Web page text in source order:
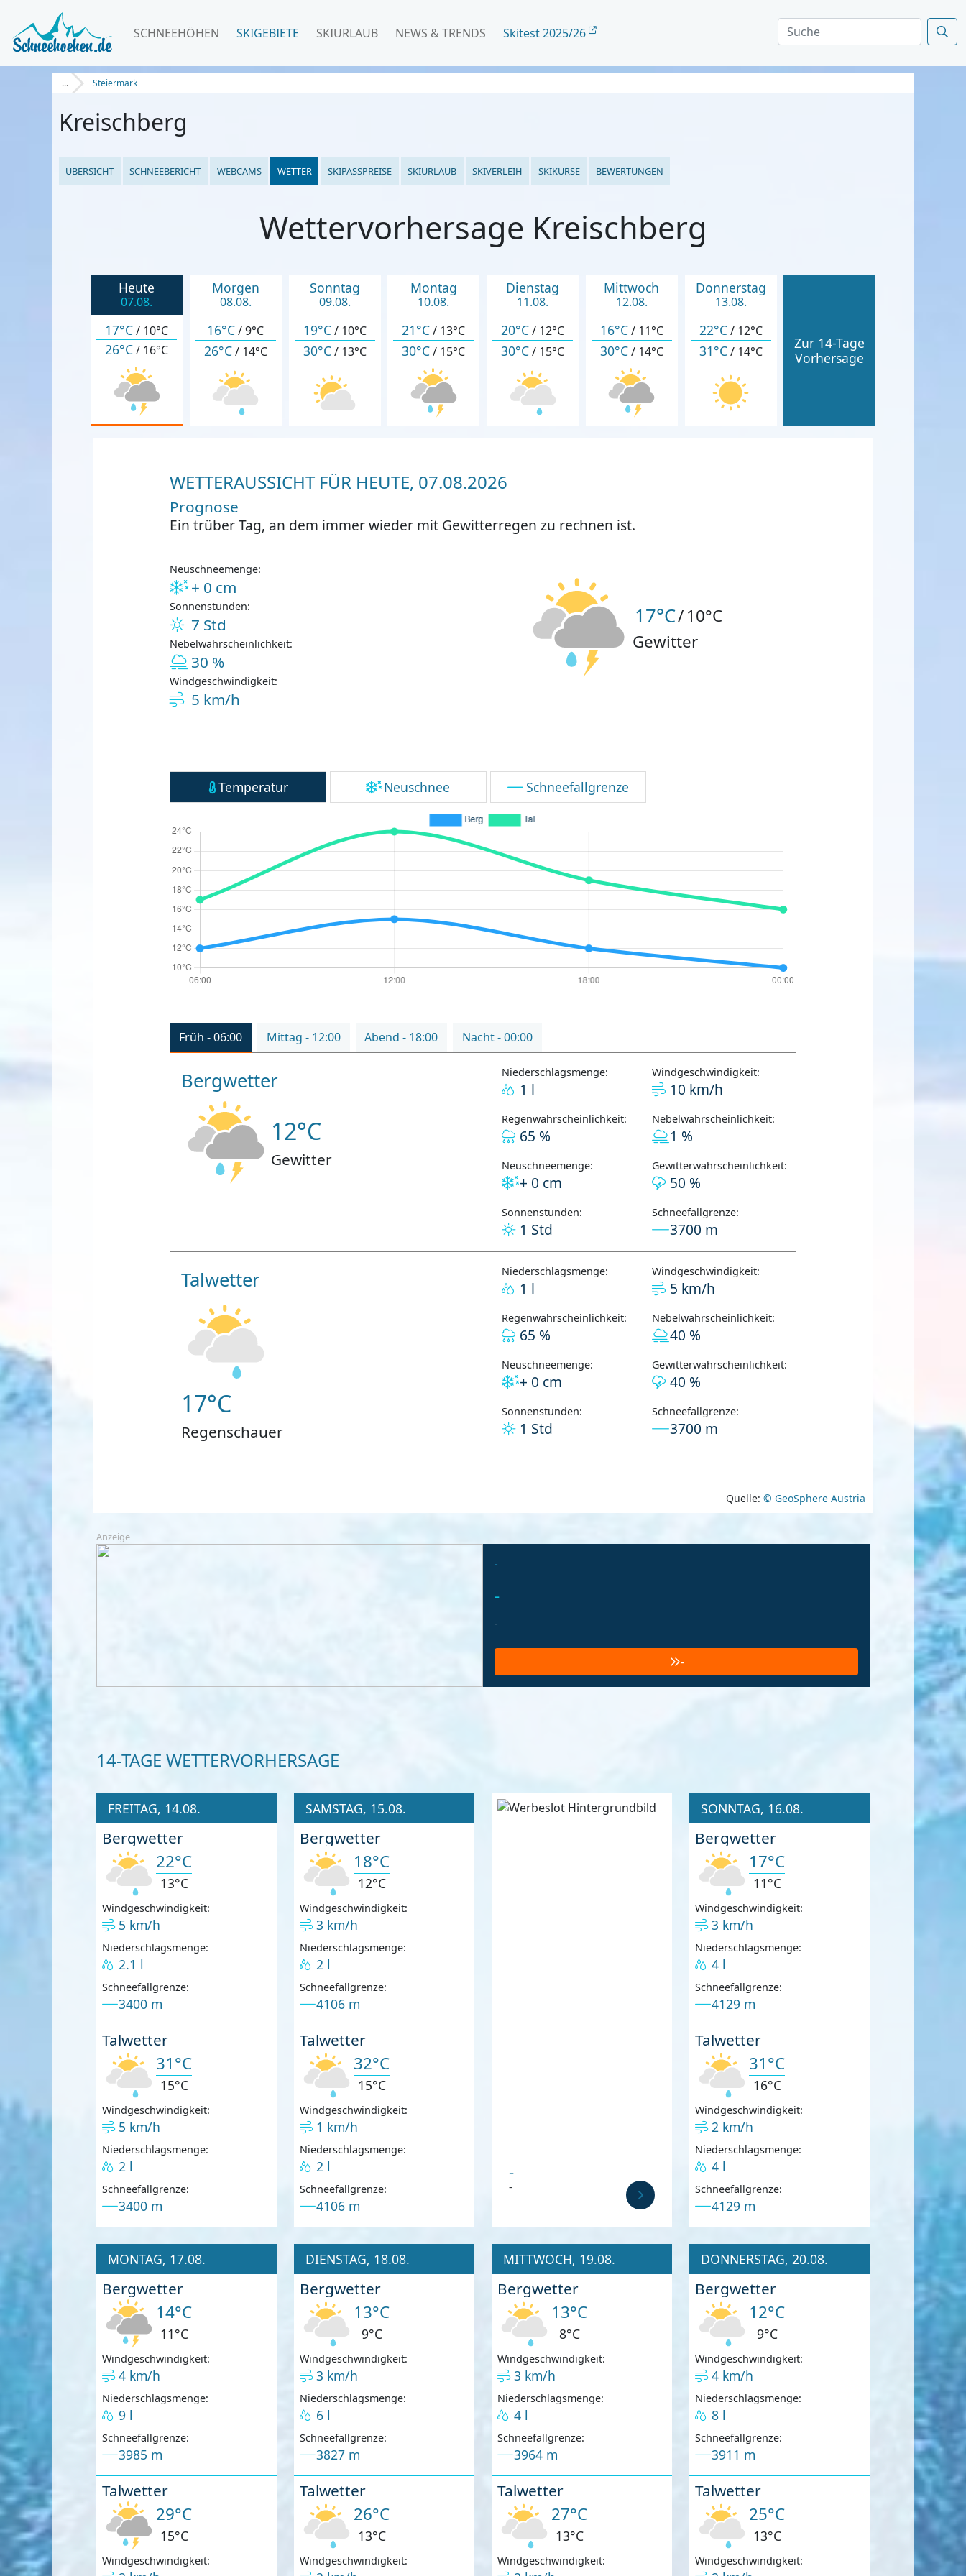
SCHNEEHÖHEN SKIGEBIETE SKIURLAUB NEWS & TRENDS Skitest 2025/26
... Steiermark
Kreischberg
ÜBERSICHT SCHNEEBERICHT WEBCAMS WETTER SKIPASSPREISE SKIURLAUB SKIVERLEIH SKIKURSE BEWERTUNGEN
Wettervorhersage Kreischberg
Heute
07.08.
17°C/ 10°C
26°C/ 16°C
Morgen
08.08.
16°C/9°C
26°C/ 14°C
Sonntag
09.08.
19°C/ 10°C
30°C/ 13°C
Montag
10.08.
21°C/ 13°C
30°C/ 15°C
Dienstag
11.08.
20°C/ 12°C
30°C/ 15°C
Mittwoch
12.08.
16°C/ 11°C
30°C/ 14°C
Donnerstag
13.08.
22°C/ 12°C
31°C/ 14°C
Zur 14-Tage
Vorhersage
WETTERAUSSICHT FÜR HEUTE, 07.08.2026
Prognose
Ein trüber Tag, an dem immer wieder mit Gewitterregen zu rechnen ist.
Neuschneemenge:
+ 0 cm
Sonnenstunden:
7 Std
Nebelwahrscheinlichkeit:
30 %
Windgeschwindigkeit:
5 km/h
17°C/10°C
Gewitter
Temperatur Neuschnee Schneefallgrenze
Früh - 06:00 Mittag - 12:00 Abend - 18:00 Nacht - 00:00
Bergwetter
12°C
Gewitter
Niederschlagsmenge:
1 l
Regenwahrscheinlichkeit:
65 %
Neuschneemenge:
+ 0 cm
Sonnenstunden:
1 Std
Windgeschwindigkeit:
10 km/h
Nebelwahrscheinlichkeit:
1 %
Gewitterwahrscheinlichkeit:
50 %
Schneefallgrenze:
3700 m
Talwetter
17°C
Regenschauer
Niederschlagsmenge:
1 l
Regenwahrscheinlichkeit:
65 %
Neuschneemenge:
+ 0 cm
Sonnenstunden:
1 Std
Windgeschwindigkeit:
5 km/h
Nebelwahrscheinlichkeit:
40 %
Gewitterwahrscheinlichkeit:
40 %
Schneefallgrenze:
3700 m
Quelle: © GeoSphere Austria
Anzeige
-
-
-
-
14-TAGE WETTERVORHERSAGE
FREITAG, 14.08.
Bergwetter
22°C
13°C
Windgeschwindigkeit:
5 km/h
Niederschlagsmenge:
2.1 l
Schneefallgrenze:
3400 m
Talwetter
31°C
15°C
Windgeschwindigkeit:
5 km/h
Niederschlagsmenge:
2 l
Schneefallgrenze:
3400 m
SAMSTAG, 15.08.
Bergwetter
18°C
12°C
Windgeschwindigkeit:
3 km/h
Niederschlagsmenge:
2 l
Schneefallgrenze:
4106 m
Talwetter
32°C
15°C
Windgeschwindigkeit:
1 km/h
Niederschlagsmenge:
2 l
Schneefallgrenze:
4106 m
Anzeige
-
-
SONNTAG, 16.08.
Bergwetter
17°C
11°C
Windgeschwindigkeit:
3 km/h
Niederschlagsmenge:
4 l
Schneefallgrenze:
4129 m
Talwetter
31°C
16°C
Windgeschwindigkeit:
2 km/h
Niederschlagsmenge:
4 l
Schneefallgrenze:
4129 m
MONTAG, 17.08.
Bergwetter
14°C
11°C
Windgeschwindigkeit:
4 km/h
Niederschlagsmenge:
9 l
Schneefallgrenze:
3985 m
Talwetter
29°C
15°C
Windgeschwindigkeit:
DIENSTAG, 18.08.
Bergwetter
13°C
9°C
Windgeschwindigkeit:
3 km/h
Niederschlagsmenge:
6 l
Schneefallgrenze:
3827 m
Talwetter
26°C
13°C
Windgeschwindigkeit:
MITTWOCH, 19.08.
Bergwetter
13°C
8°C
Windgeschwindigkeit:
3 km/h
Niederschlagsmenge:
4 l
Schneefallgrenze:
3964 m
Talwetter
27°C
13°C
Windgeschwindigkeit:
DONNERSTAG, 20.08.
Bergwetter
12°C
9°C
Windgeschwindigkeit:
4 km/h
Niederschlagsmenge:
8 l
Schneefallgrenze:
3911 m
Talwetter
25°C
13°C
Windgeschwindigkeit: